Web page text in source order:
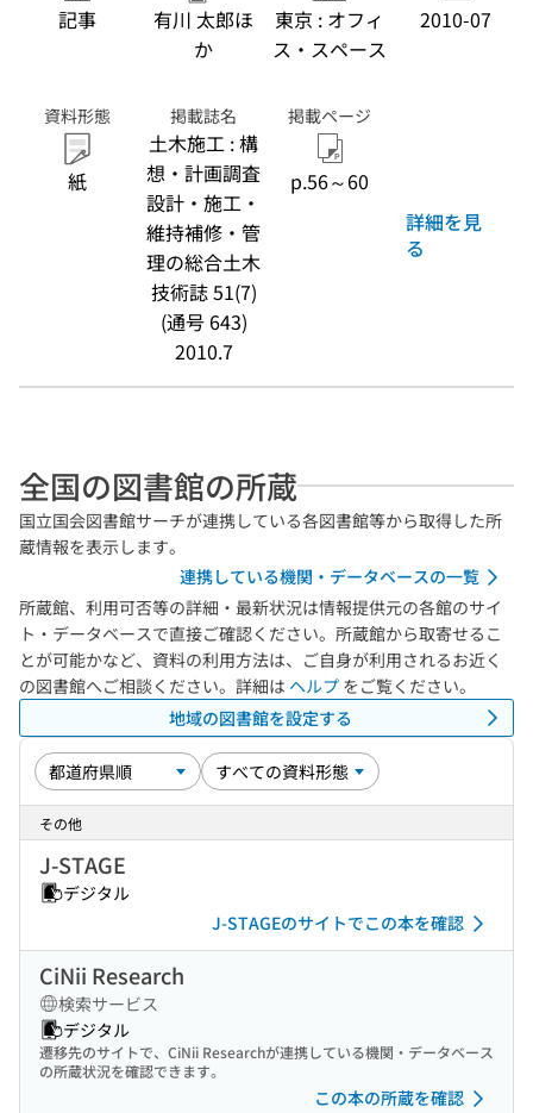
記事
有川 太郎ほ
か
東京 : オフィ
ス・スペース
2010-07
資料形態
紙
掲載誌名
土木施工 : 構
想・計画調査
設計・施工・
維持補修・管
理の総合土木
技術誌 51(7)
(通号 643)
2010.7
掲載ページ
p.56～60
詳細を見
る
全国の図書館の所蔵
国立国会図書館サーチが連携している各図書館等から取得した所
蔵情報を表示します。
連携している機関・データベースの一覧
所蔵館、利用可否等の詳細・最新状況は情報提供元の各館のサイ
ト・データベースで直接ご確認ください。所蔵館から取寄せるこ
とが可能かなど、資料の利用方法は、ご自身が利用されるお近く
の図書館へご相談ください。詳細は ヘルプ をご覧ください。
地域の図書館を設定する
その他
J-STAGE
デジタル
J-STAGEのサイトでこの本を確認
CiNii Research
検索サービス
デジタル
遷移先のサイトで、CiNii Researchが連携している機関・データベース
の所蔵状況を確認できます。
この本の所蔵を確認